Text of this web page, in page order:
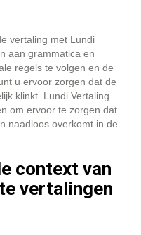
vertaling met Lundi
aan grammatica en
regels te volgen en de
u ervoor zorgen dat de
klinkt. Lundi Vertaling
om ervoor te zorgen dat
naadloos overkomt in de
context van
vertalingen